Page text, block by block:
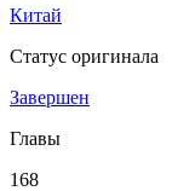
Китай
Статус оригинала
Завершен
Главы
168